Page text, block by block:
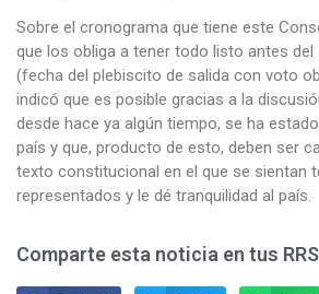
Sobre el cronograma que tiene este
que los obliga a tener todo listo antes del
(fecha del plebiscito de salida con voto
indicó que es posible gracias a la
desde hace ya algún tiempo, se ha
país y que, producto de esto, deben ser
texto constitucional en el que se sientan
representados y le dé tranquilidad al país.
Comparte esta noticia en tus